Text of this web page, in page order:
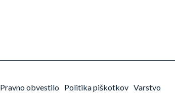
Pravno obvestilo Politika piškotkov Varstvo